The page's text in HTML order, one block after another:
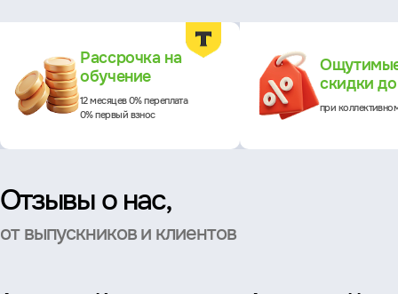
Рассрочка на
обучение
12 месяцев 0% переплата
0% первый взнос
скидки
при
Отзывы о нас,
от выпускников и клиентов